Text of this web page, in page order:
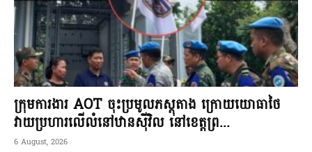
ក្រុមការងារ AOT ចុះប្រមូលភស្តុតាង ក្រោយយោធាថៃ
វាយប្រហារលើលំនៅឋានស៊ីវិល នៅខេត្តព្រ...
6 August, 2026